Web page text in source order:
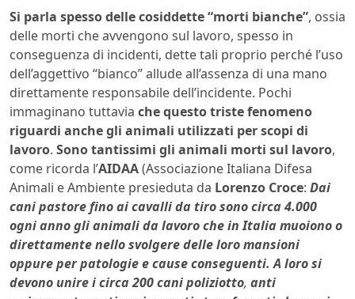
Si parla spesso delle cosiddette “morti bianche”, ossia
delle morti che avvengono sul lavoro, spesso in
conseguenza di incidenti, dette tali proprio perché l’uso
dell’aggettivo “bianco” allude all’assenza di una mano
direttamente responsabile dell’incidente. Pochi
immaginano tuttavia che questo triste fenomeno
riguardi anche gli animali utilizzati per scopi di
lavoro. Sono tantissimi gli animali morti sul lavoro,
come ricorda l’AIDAA(Associazione Italiana Difesa
Animali e Ambiente presieduta da Lorenzo Croce: Dai
cani pastore fino ai cavalli da tiro sono circa 4.000
ogni anno gli animali da lavoro che in Italia muoiono o
direttamente nello svolgere delle loro mansioni
oppure per patologie e cause conseguenti. A loro si
devono unire i circa 200 cani poliziotto, anti